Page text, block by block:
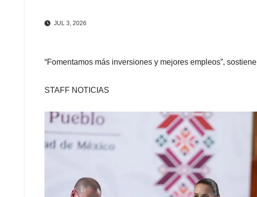
JUL 3, 2026
“Fomentamos más inversiones y mejores empleos”, sostiene
STAFF NOTICIAS